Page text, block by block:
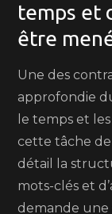
temps et
être
Une des
approfondie
le temps et
cette tâche
détail la
mots-clés et
demande